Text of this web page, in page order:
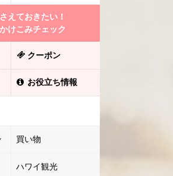
えておきたい！
けこみチェック
クーポン
お役立ち情報
買い物
ハワイ観光